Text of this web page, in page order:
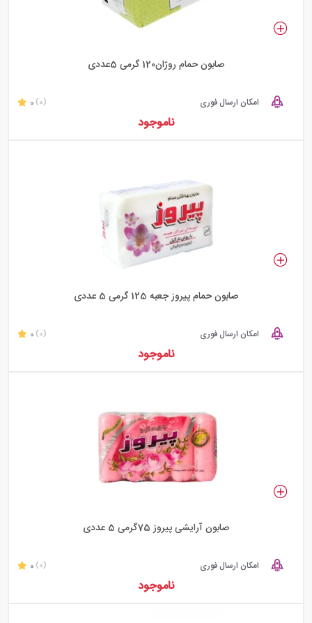
صابون حمام روژان120 گرمی 5عددی
امکان ارسال فوری 0 (0)
ناموجود
صابون حمام پیروز جعبه 125 گرمی 5 عددی
امکان ارسال فوری 0 (0)
ناموجود
صابون آرایشی پیروز 75گرمی 5 عددی
امکان ارسال فوری 0 (0)
ناموجود